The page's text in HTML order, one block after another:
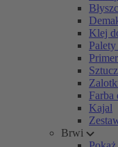
Klej
Farba
Kajal
Brwi